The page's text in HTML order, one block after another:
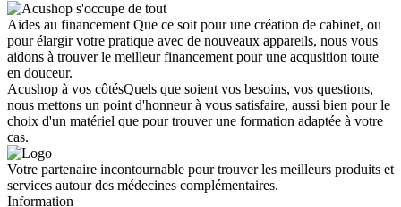
Aides au financementQue ce soit pour une création de cabinet, ou
pour élargir votre pratique avec de nouveaux appareils, nous vous
aidons à trouver le meilleur financement pour une acqusition toute
en douceur.
Acushop à vos côtésQuels que soient vos besoins, vos questions,
nous mettons un point d'honneur à vous satisfaire, aussi bien pour le
choix d'un matériel que pour trouver une formation adaptée à votre
cas.
Votre partenaire incontournable pour trouver les meilleurs produits et
services autour des médecines complémentaires.
Information